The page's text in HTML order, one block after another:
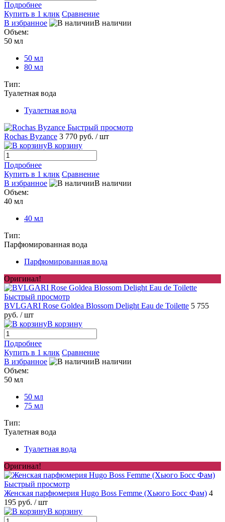
Подробнее
Купить в 1 клик Сравнение
В избранное
В наличии
Объем:
50 мл
50 мл
80 мл
Тип:
Туалетная вода
Туалетная вода
Быстрый просмотр
Rochas Byzance 3 770 руб. / шт
В корзину
Подробнее
Купить в 1 клик Сравнение
В избранное
В наличии
Объем:
40 мл
40 мл
Тип:
Парфюмированная вода
Парфюмированная вода
Оригинал!
Быстрый просмотр
BVLGARI Rose Goldea Blossom Delight Eau de Toilette 5 755
руб. / шт
В корзину
Подробнее
Купить в 1 клик Сравнение
В избранное
В наличии
Объем:
50 мл
50 мл
75 мл
Тип:
Туалетная вода
Туалетная вода
Оригинал!
Быстрый просмотр
Женская парфюмерия Hugo Boss Femme (Хьюго Босс Фам) 4
195 руб. / шт
В корзину